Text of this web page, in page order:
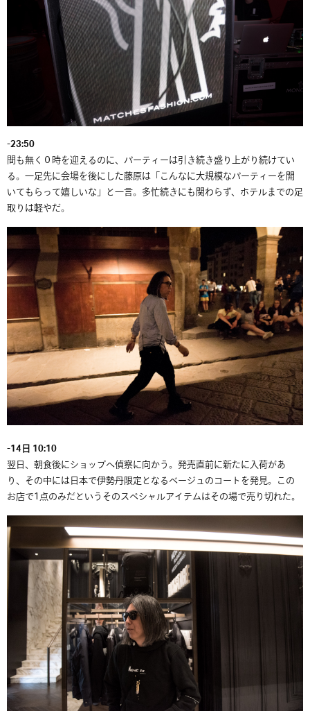
-23:50
間も無く０時を迎えるのに、パーティーは引き続き盛り上がり続けてい
る。一足先に会場を後にした藤原は「こんなに大規模なパーティーを開
いてもらって嬉しいな」と一言。多忙続きにも関わらず、ホテルまでの足
取りは軽やだ。
-14日 10:10
翌日、朝食後にショップへ偵察に向かう。発売直前に新たに入荷があ
り、その中には日本で伊勢丹限定となるベージュのコートを発見。この
お店で1点のみだというそのスペシャルアイテムはその場で売り切れた。